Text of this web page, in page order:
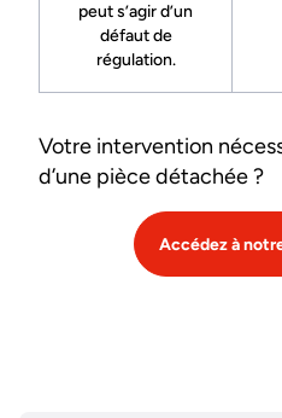
peut s’agir d’un
défaut de
régulation.
Votre intervention
d’une pièce détachée ?
Accédez à